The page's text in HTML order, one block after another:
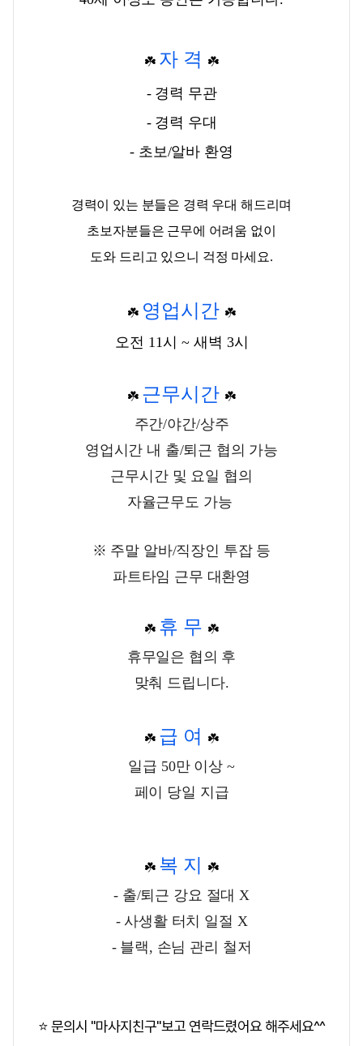
☘️ 자 격 ☘️
- 경력 무관
- 경력 우대
- 초보/알바 환영
경력이 있는 분들은 경력 우대 해드리며
초보자분들은 근무에 어려움 없이
도와 드리고 있으니 걱정 마세요.
☘️ 영업시간 ☘️
오전 11시 ~ 새벽 3시
☘️ 근무시간 ☘️
주간/야간/상주
영업시간 내 출/퇴근 협의 가능
근무시간 및 요일 협의
자율근무도 가능
※ 주말 알바/직장인 투잡 등
파트타임 근무 대환영
☘️ 휴 무 ☘️
휴무일은 협의 후
맞춰 드립니다.
☘️ 급 여 ☘️
일급 50만 이상 ~
페이 당일 지급
☘️ 복 지 ☘️
- 출/퇴근 강요 절대 X
- 사생활 터치 일절 X
- 블랙, 손님 관리 철저
⭐ 문의시 "마사지친구"보고 연락드렸어요 해주세요^^